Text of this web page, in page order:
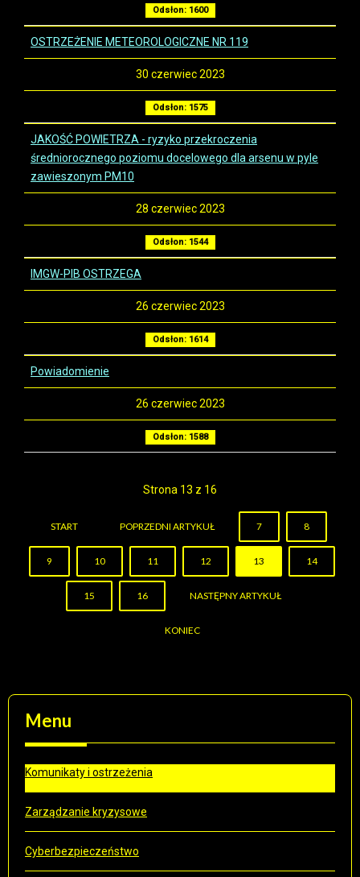
Odsłon: 1600
OSTRZEŻENIE METEOROLOGICZNE NR 119
30 czerwiec 2023
Odsłon: 1575
JAKOŚĆ POWIETRZA - ryzyko przekroczenia
średniorocznego poziomu docelowego dla arsenu w pyle
zawieszonym PM10
28 czerwiec 2023
Odsłon: 1544
IMGW-PIB OSTRZEGA
26 czerwiec 2023
Odsłon: 1614
Powiadomienie
26 czerwiec 2023
Odsłon: 1588
Strona 13 z 16
START POPRZEDNI ARTYKUŁ 7 8
9 10 11 12 13 14
15 16 NASTĘPNY ARTYKUŁ
KONIEC
Menu
Komunikaty i ostrzeżenia
Zarządzanie kryzysowe
Cyberbezpieczeństwo